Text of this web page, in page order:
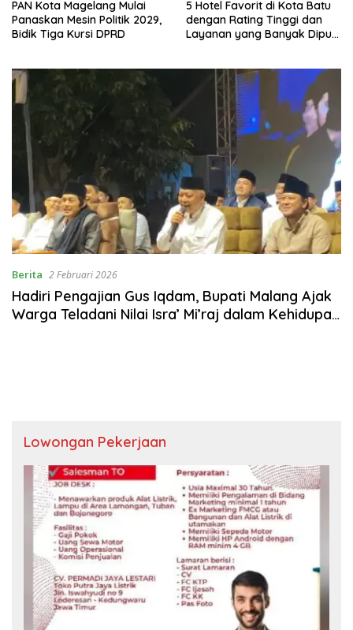
PAN Kota Magelang Mulai
Panaskan Mesin Politik 2029,
Bidik Tiga Kursi DPRD
5 Hotel Favorit di Kota Batu
dengan Rating Tinggi dan
Layanan yang Banyak Dipuji
Berita 2 Februari 2026
Hadiri Pengajian Gus Iqdam, Bupati Malang Ajak
Warga Teladani Nilai Isra’ Mi’raj dalam Kehidupan
Lowongan Pekerjaan